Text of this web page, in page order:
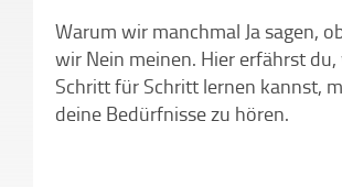
Warum wir manchmal Ja sagen,
wir Nein meinen. Hier erfährst du,
Schritt für Schritt lernen kannst,
deine Bedürfnisse zu hören.